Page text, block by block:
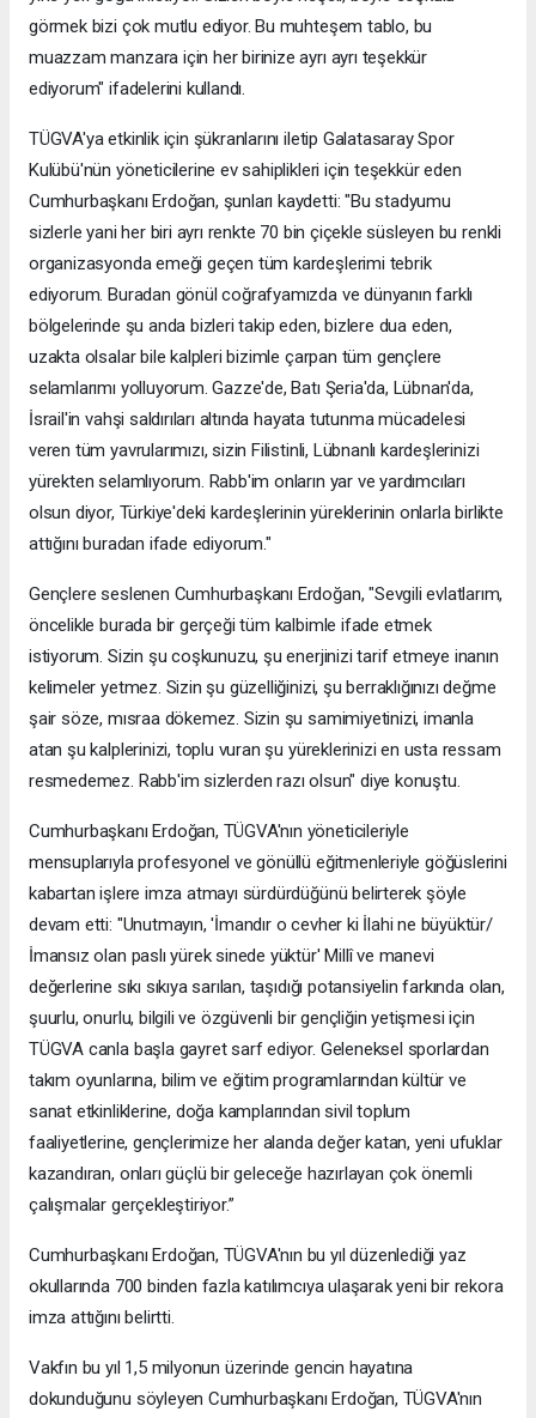
görmek bizi çok mutlu ediyor. Bu muhteşem tablo, bu
muazzam manzara için her birinize ayrı ayrı teşekkür
ediyorum" ifadelerini kullandı.
TÜGVA'ya etkinlik için şükranlarını iletip Galatasaray Spor
Kulübü'nün yöneticilerine ev sahiplikleri için teşekkür eden
Cumhurbaşkanı Erdoğan, şunları kaydetti: "Bu stadyumu
sizlerle yani her biri ayrı renkte 70 bin çiçekle süsleyen bu renkli
organizasyonda emeği geçen tüm kardeşlerimi tebrik
ediyorum. Buradan gönül coğrafyamızda ve dünyanın farklı
bölgelerinde şu anda bizleri takip eden, bizlere dua eden,
uzakta olsalar bile kalpleri bizimle çarpan tüm gençlere
selamlarımı yolluyorum. Gazze'de, Batı Şeria'da, Lübnan'da,
İsrail'in vahşi saldırıları altında hayata tutunma mücadelesi
veren tüm yavrularımızı, sizin Filistinli, Lübnanlı kardeşlerinizi
yürekten selamlıyorum. Rabb'im onların yar ve yardımcıları
olsun diyor, Türkiye'deki kardeşlerinin yüreklerinin onlarla birlikte
attığını buradan ifade ediyorum."
Gençlere seslenen Cumhurbaşkanı Erdoğan, "Sevgili evlatlarım,
öncelikle burada bir gerçeği tüm kalbimle ifade etmek
istiyorum. Sizin şu coşkunuzu, şu enerjinizi tarif etmeye inanın
kelimeler yetmez. Sizin şu güzelliğinizi, şu berraklığınızı değme
şair söze, mısraa dökemez. Sizin şu samimiyetinizi, imanla
atan şu kalplerinizi, toplu vuran şu yüreklerinizi en usta ressam
resmedemez. Rabb'im sizlerden razı olsun" diye konuştu.
Cumhurbaşkanı Erdoğan, TÜGVA'nın yöneticileriyle
mensuplarıyla profesyonel ve gönüllü eğitmenleriyle göğüslerini
kabartan işlere imza atmayı sürdürdüğünü belirterek şöyle
devam etti: "Unutmayın, 'İmandır o cevher ki İlahi ne büyüktür/
İmansız olan paslı yürek sinede yüktür' Millî ve manevi
değerlerine sıkı sıkıya sarılan, taşıdığı potansiyelin farkında olan,
şuurlu, onurlu, bilgili ve özgüvenli bir gençliğin yetişmesi için
TÜGVA canla başla gayret sarf ediyor. Geleneksel sporlardan
takım oyunlarına, bilim ve eğitim programlarından kültür ve
sanat etkinliklerine, doğa kamplarından sivil toplum
faaliyetlerine, gençlerimize her alanda değer katan, yeni ufuklar
kazandıran, onları güçlü bir geleceğe hazırlayan çok önemli
çalışmalar gerçekleştiriyor.”
Cumhurbaşkanı Erdoğan, TÜGVA'nın bu yıl düzenlediği yaz
okullarında 700 binden fazla katılımcıya ulaşarak yeni bir rekora
imza attığını belirtti.
Vakfın bu yıl 1,5 milyonun üzerinde gencin hayatına
dokunduğunu söyleyen Cumhurbaşkanı Erdoğan, TÜGVA'nın